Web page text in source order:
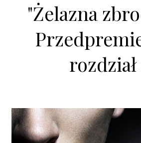
"Żelazna
rozdział